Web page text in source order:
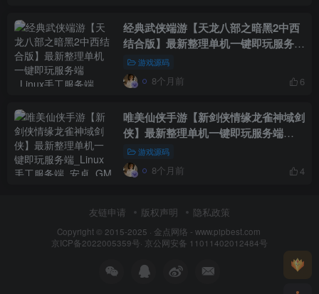
经典武侠端游【天龙八部之暗黑2中西
结合版】最新整理单机一键即玩服务端
_Linux手工服务端_PC客户端_GM工
具_详细搭建教程
游戏源码
8个月前 6
唯美仙侠手游【新剑侠情缘龙雀神域剑
侠】最新整理单机一键即玩服务端
_Linux手工服务端_安卓_GM后台_详
细搭建教程_视频教程
游戏源码
8个月前 4
友链申请 版权声明 隐私政策
Copyright © 2015-2025 · 金点网络 - www.pipbest.com
京ICP备2022005359号· 京公网安备 11011402012484号